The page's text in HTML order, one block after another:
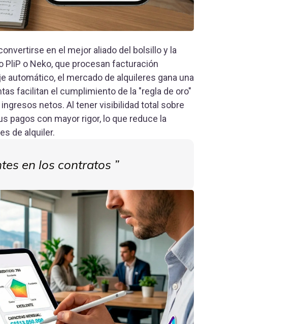
en el mejor aliado del bolsillo y la
o Neko, que procesan facturación
el mercado de alquileres gana una
facilitan el cumplimiento de la "regla de oro"
netos. Al tener visibilidad total sobre
pagos con mayor rigor, lo que reduce la
de alquiler.
en los contratos